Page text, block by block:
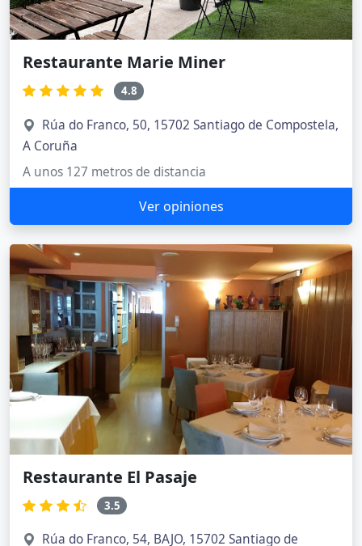
Restaurante Marie Miner
4.8
Rúa do Franco, 50, 15702 Santiago de Compostela,
A Coruña
A unos 127 metros de distancia
Ver opiniones
Restaurante El Pasaje
3.5
Rúa do Franco, 54, BAJO, 15702 Santiago de